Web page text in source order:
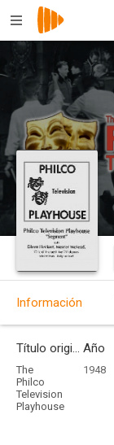
Información
Título original
The
Philco
Television
Playhouse
Año
1948